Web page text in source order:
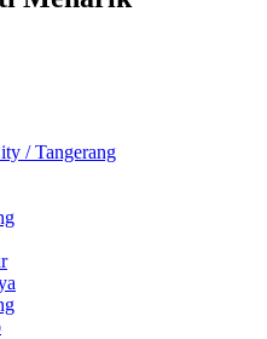
/ Tangerang